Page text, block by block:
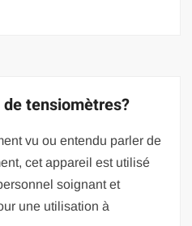
tensiomètres?
vu ou entendu parler de
cet appareil est utilisé
soignant et
une utilisation à